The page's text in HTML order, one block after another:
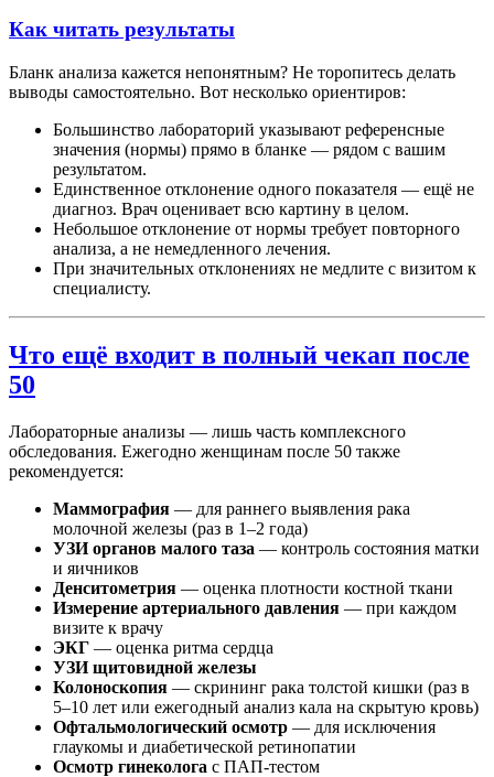
Как читать результаты
Бланк анализа кажется непонятным? Не торопитесь делать
выводы самостоятельно. Вот несколько ориентиров:
Большинство лабораторий указывают референсные
значения (нормы) прямо в бланке — рядом с вашим
результатом.
Единственное отклонение одного показателя — ещё не
диагноз. Врач оценивает всю картину в целом.
Небольшое отклонение от нормы требует повторного
анализа, а не немедленного лечения.
При значительных отклонениях не медлите с визитом к
специалисту.
Что ещё входит в полный чекап после
50
Лабораторные анализы — лишь часть комплексного
обследования. Ежегодно женщинам после 50 также
рекомендуется:
Маммография — для раннего выявления рака
молочной железы (раз в 1–2 года)
УЗИ органов малого таза — контроль состояния матки
и яичников
Денситометрия — оценка плотности костной ткани
Измерение артериального давления — при каждом
визите к врачу
ЭКГ — оценка ритма сердца
УЗИ щитовидной железы
Колоноскопия — скрининг рака толстой кишки (раз в
5–10 лет или ежегодный анализ кала на скрытую кровь)
Офтальмологический осмотр — для исключения
глаукомы и диабетической ретинопатии
Осмотр гинеколога с ПАП-тестом